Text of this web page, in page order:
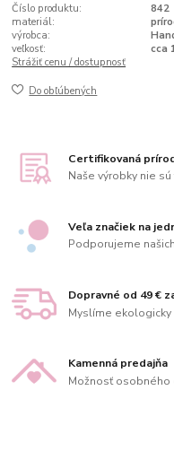
Číslo produktu:
842
materiál:
výrobca:
veľkosť:
cca
Strážiť cenu / dostupnosť
Do obľúbených
Certifikovaná
Naše výrobky nie
Veľa značiek na
Podporujeme
Dopravné od 49 €
Myslíme
Kamenná predajňa
Možnosť osobného